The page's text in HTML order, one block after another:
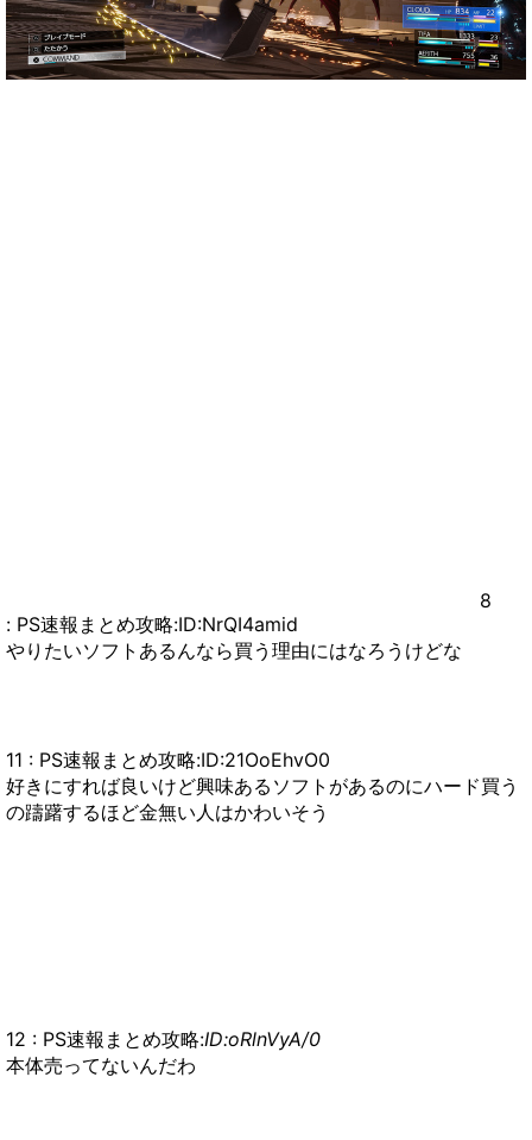
8
: PS速報まとめ攻略:ID:NrQI4amid
やりたいソフトあるんなら買う理由にはなろうけどな
11 : PS速報まとめ攻略:ID:21OoEhvO0
好きにすれば良いけど興味あるソフトがあるのにハード買う
の躊躇するほど金無い人はかわいそう
12 : PS速報まとめ攻略:ID:oRlnVyA/0
本体売ってないんだわ